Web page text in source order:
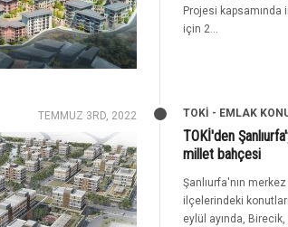
Projesi
için 2...
TEMMUZ 3RD, 2022 TOKİ - EMLAK
TOKİ'den
millet bahçesi
Şanlıurfa'nın
ilçelerindeki
eylül ayında,